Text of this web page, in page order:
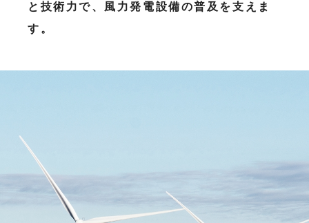
と技術力で、風力発電設備の普及を支えま
す。